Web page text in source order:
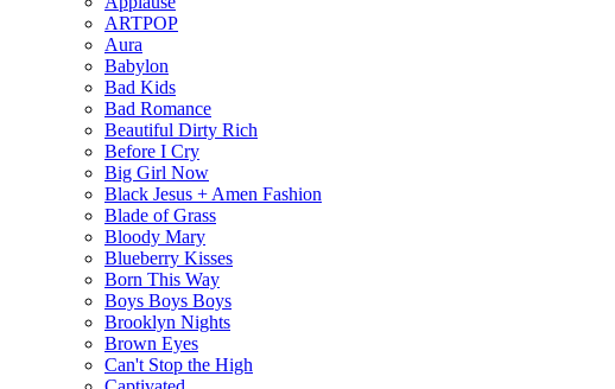
ARTPOP
Aura
Babylon
Bad Kids
Bad Romance
Beautiful Dirty Rich
Before I Cry
Big Girl Now
Black Jesus + Amen Fashion
Blade of Grass
Bloody Mary
Blueberry Kisses
Born This Way
Boys Boys Boys
Brooklyn Nights
Brown Eyes
Can't Stop the High